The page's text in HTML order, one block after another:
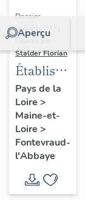
l'Abbaye
Aperçu
Dossier
IA49010727 |
Réalisé par
Stalder Florian
de danse
et salle
de
spectacle
avenue
Pays de la
Loire >
Maine-et-
Loire >
Fontevraud-
l'Abbaye